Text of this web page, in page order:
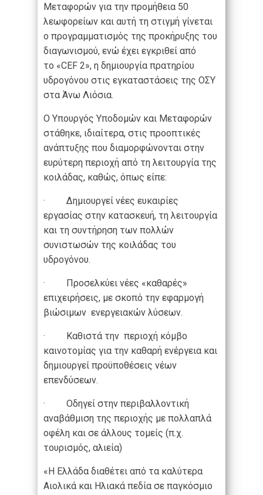
Μεταφορών για την προμήθεια 50
λεωφορείων και αυτή τη στιγμή γίνεται
ο προγραμματισμός της προκήρυξης του
διαγωνισμού, ενώ έχει εγκριθεί από
το «CEF 2», η δημιουργία πρατηρίου
υδρογόνου στις εγκαταστάσεις της ΟΣΥ
στα Άνω Λιόσια.
Ο Υπουργός Υποδομών και Μεταφορών
στάθηκε, ιδιαίτερα, στις προοπτικές
ανάπτυξης που διαμορφώνονται στην
ευρύτερη περιοχή από τη λειτουργία της
κοιλάδας, καθώς, όπως είπε:
· Δημιουργεί νέες ευκαιρίες
εργασίας στην κατασκευή, τη λειτουργία
και τη συντήρηση των πολλών
συνιστωσών της κοιλάδας του
υδρογόνου.
· Προσελκύει νέες «καθαρές»
επιχειρήσεις, με σκοπό την εφαρμογή
βιώσιμων ενεργειακών λύσεων.
· Καθιστά την περιοχή κόμβο
καινοτομίας για την καθαρή ενέργεια και
δημιουργεί προϋποθέσεις νέων
επενδύσεων.
· Οδηγεί στην περιβαλλοντική
αναβάθμιση της περιοχής με πολλαπλά
οφέλη και σε άλλους τομείς (π.χ.
τουρισμός, αλιεία)
«Η Ελλάδα διαθέτει από τα καλύτερα
Αιολικά και Ηλιακά πεδία σε παγκόσμιο